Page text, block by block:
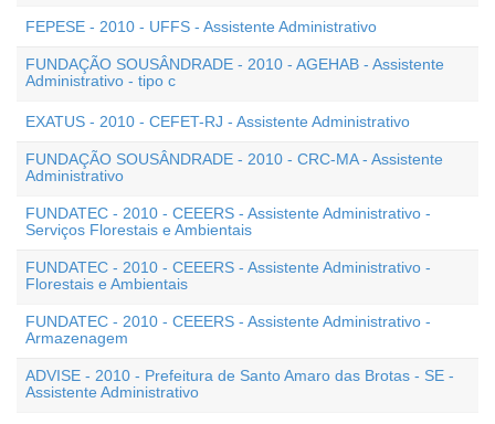
FEPESE - 2010 - UFFS - Assistente Administrativo
FUNDAÇÃO SOUSÂNDRADE - 2010 - AGEHAB - Assistente
Administrativo - tipo c
EXATUS - 2010 - CEFET-RJ - Assistente Administrativo
FUNDAÇÃO SOUSÂNDRADE - 2010 - CRC-MA - Assistente
Administrativo
FUNDATEC - 2010 - CEEERS - Assistente Administrativo -
Serviços Florestais e Ambientais
FUNDATEC - 2010 - CEEERS - Assistente Administrativo -
Florestais e Ambientais
FUNDATEC - 2010 - CEEERS - Assistente Administrativo -
Armazenagem
ADVISE - 2010 - Prefeitura de Santo Amaro das Brotas - SE -
Assistente Administrativo